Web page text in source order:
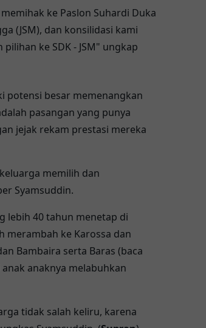
ke Paslon Suhardi Duka
(JSM), dan konsilidasi kami
ke SDK - JSM" ungkap
potensi besar memenangkan
pasangan yang punya
jejak rekam prestasi mereka
memilih dan
Syamsuddin.
lebih 40 tahun menetap di
merambah ke Karossa dan
Bambaira serta Baras (baca
anaknya melabuhkan
tidak salah keliru, karena